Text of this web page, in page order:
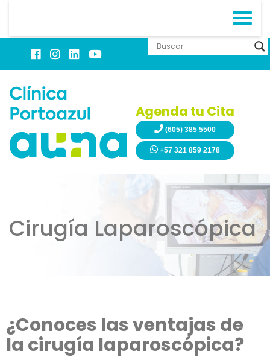
Agenda tu Cita
(605) 385 5500
+57 321 859 2178
Cirugía Laparoscópica
¿Conoces las ventajas de
la cirugía laparoscópica?